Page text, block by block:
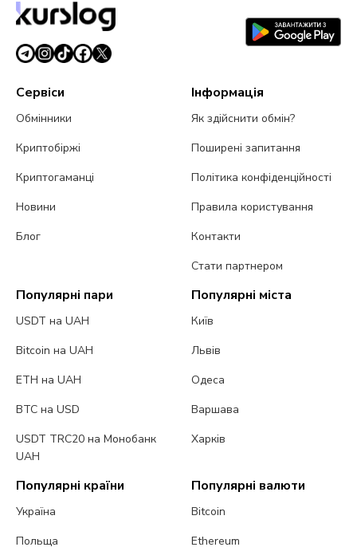
7 серпня 2026 р.4 хв читання
Сервіси
Обмінники
Криптобіржі
Криптогаманці
Новини
Блог
Інформація
Як здійснити обмін?
Поширені запитання
Політика конфіденційності
Правила користування
Контакти
Стати партнером
Популярні пари
USDT на UAH
Bitcoin на UAH
ETH на UAH
BTC на USD
USDT TRC20 на Монобанк
UAH
Популярні міста
Київ
Львів
Одеса
Варшава
Харків
Популярні країни
Україна
Польща
Популярні валюти
Bitcoin
Ethereum